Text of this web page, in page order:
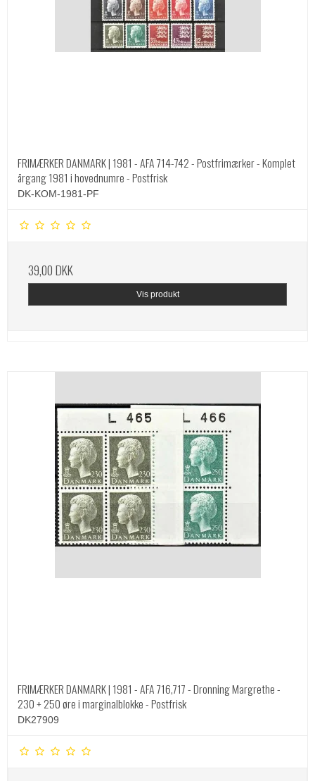
FRIMÆRKER DANMARK | 1981 - AFA 714-742 - Postfrimærker - Komplet
årgang 1981 i hovednumre - Postfrisk
DK-KOM-1981-PF
39,00 DKK
Vis produkt
FRIMÆRKER DANMARK | 1981 - AFA 716,717 - Dronning Margrethe -
230 + 250 øre i marginalblokke - Postfrisk
DK27909